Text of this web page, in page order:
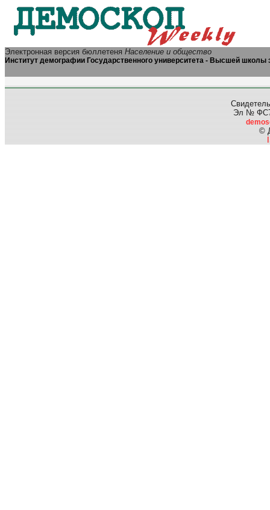
Электронная версия бюллетеня Население и общество
Институт демографии Государственного университета - Высшей школы
Эл №
©